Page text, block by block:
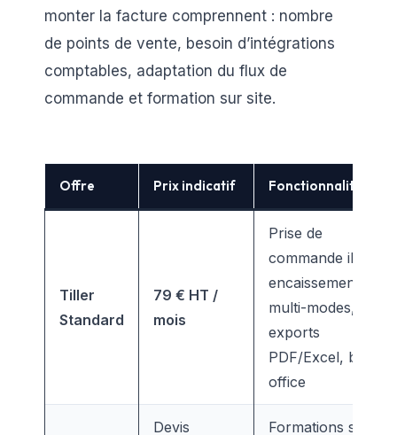
monter la facture comprennent : nombre
de points de vente, besoin d’intégrations
comptables, adaptation du flux de
commande et formation sur site.
Offre Prix indicatif Fonctionnalités clés
Tiller
Standard
79 € HT /
mois
Prise de
commande iPad,
encaissements
multi-modes,
exports
PDF/Excel, back
office
Devis Formations sur